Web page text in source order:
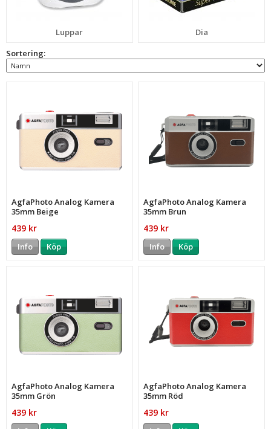
Luppar
Dia
Sortering:
AgfaPhoto Analog Kamera
35mm Beige
439 kr
Info Köp
AgfaPhoto Analog Kamera
35mm Brun
439 kr
Info Köp
AgfaPhoto Analog Kamera
35mm Grön
439 kr
AgfaPhoto Analog Kamera
35mm Röd
439 kr